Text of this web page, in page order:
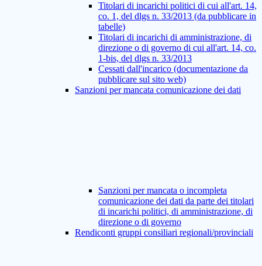
Titolari di incarichi politici di cui all'art. 14,
co. 1, del dlgs n. 33/2013 (da pubblicare in
tabelle)
Titolari di incarichi di amministrazione, di
direzione o di governo di cui all'art. 14, co.
1-bis, del dlgs n. 33/2013
Cessati dall'incarico (documentazione da
pubblicare sul sito web)
Sanzioni per mancata comunicazione dei dati
Sanzioni per mancata o incompleta
comunicazione dei dati da parte dei titolari
di incarichi politici, di amministrazione, di
direzione o di governo
Rendiconti gruppi consiliari regionali/provinciali